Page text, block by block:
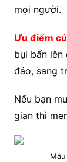
mọi người.
Ưu điểm
bụi bẩn lên
đáo, sang
Nếu bạn
gian thì